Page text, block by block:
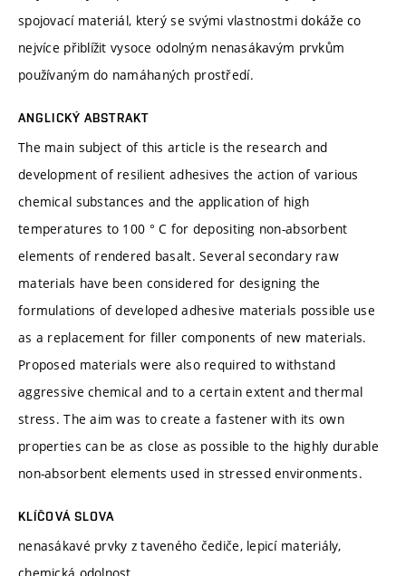
spojovací materiál, který se svými vlastnostmi dokáže co
nejvíce přiblížit vysoce odolným nenasákavým prvkům
používaným do namáhaných prostředí.
ANGLICKÝ ABSTRAKT
The main subject of this article is the research and
development of resilient adhesives the action of various
chemical substances and the application of high
temperatures to 100 ° C for depositing non-absorbent
elements of rendered basalt. Several secondary raw
materials have been considered for designing the
formulations of developed adhesive materials possible use
as a replacement for filler components of new materials.
Proposed materials were also required to withstand
aggressive chemical and to a certain extent and thermal
stress. The aim was to create a fastener with its own
properties can be as close as possible to the highly durable
non-absorbent elements used in stressed environments.
KLÍČOVÁ SLOVA
nenasákavé prvky z taveného čediče, lepicí materiály,
chemická odolnost